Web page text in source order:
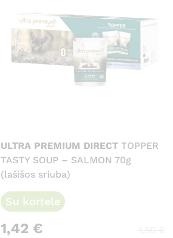
ULTRA PREMIUM DIRECT TOPPER
TASTY SOUP – SALMON 70g
(lašišos sriuba)
Su kortele
1,42 €